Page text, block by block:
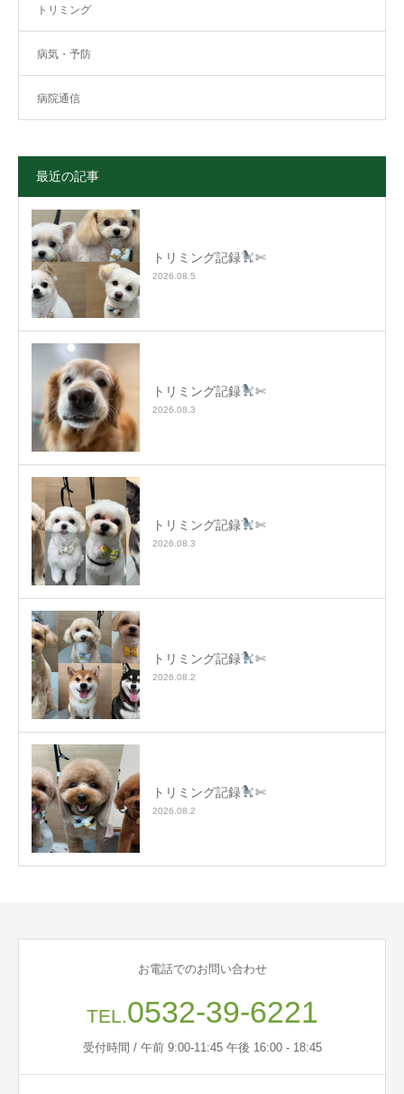
トリミング
病気・予防
病院通信
最近の記事
トリミング記録 ✄
2026.08.5
トリミング記録 ✄
2026.08.3
トリミング記録 ✄
2026.08.3
トリミング記録 ✄
2026.08.2
トリミング記録 ✄
2026.08.2
お電話でのお問い合わせ
TEL.0532-39-6221
受付時間 / 午前 9:00-11:45 午後 16:00 - 18:45